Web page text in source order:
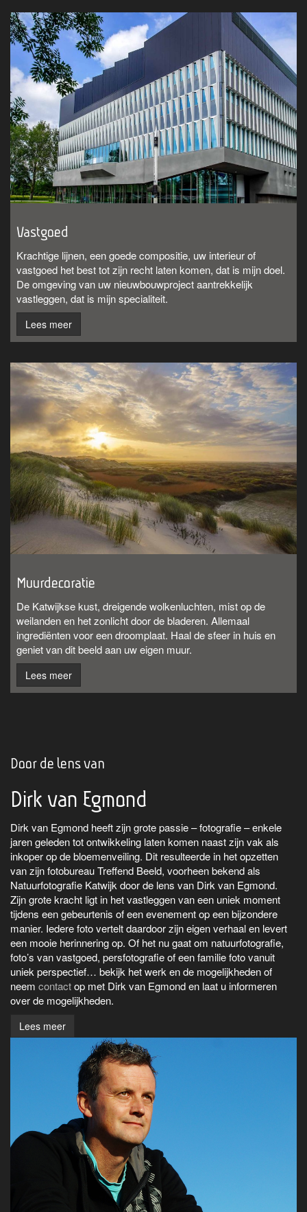
Vastgoed
Krachtige lijnen, een goede compositie, uw interieur of
vastgoed het best tot zijn recht laten komen, dat is mijn doel.
De omgeving van uw nieuwbouwproject aantrekkelijk
vastleggen, dat is mijn specialiteit.
Lees meer
Muurdecoratie
De Katwijkse kust, dreigende wolkenluchten, mist op de
weilanden en het zonlicht door de bladeren. Allemaal
ingrediënten voor een droomplaat. Haal de sfeer in huis en
geniet van dit beeld aan uw eigen muur.
Lees meer
Door de lens van
Dirk van Egmond
Dirk van Egmond heeft zijn grote passie – fotografie – enkele
jaren geleden tot ontwikkeling laten komen naast zijn vak als
inkoper op de bloemenveiling. Dit resulteerde in het opzetten
van zijn fotobureau Treffend Beeld, voorheen bekend als
Natuurfotografie Katwijk door de lens van Dirk van Egmond.
Zijn grote kracht ligt in het vastleggen van een uniek moment
tijdens een gebeurtenis of een evenement op een bijzondere
manier. Iedere foto vertelt daardoor zijn eigen verhaal en levert
een mooie herinnering op. Of het nu gaat om natuurfotografie,
foto’s van vastgoed, persfotografie of een familie foto vanuit
uniek perspectief… bekijk het werk en de mogelijkheden of
neem contactop met Dirk van Egmond en laat u informeren
over de mogelijkheden.
Lees meer